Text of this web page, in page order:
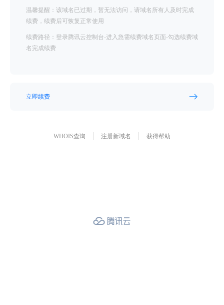
温馨提醒：该域名已过期，暂无法访问，请域名所有人及时完成
续费，续费后可恢复正常使用
续费路径：登录腾讯云控制台-进入急需续费域名页面-勾选续费域
名完成续费
立即续费
WHOIS查询 注册新域名 获得帮助